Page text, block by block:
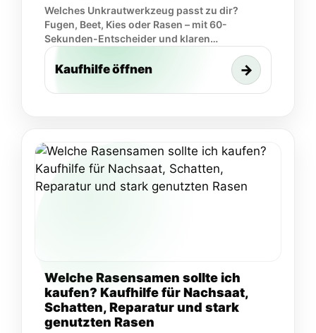
Welches Unkrautwerkzeug passt zu dir?
Fugen, Beet, Kies oder Rasen – mit 60-
Sekunden-Entscheider und klaren
Kaufkriterien.
Kaufhilfe öffnen →
Welche Rasensamen sollte ich
kaufen? Kaufhilfe für Nachsaat,
Schatten, Reparatur und stark
genutzten Rasen